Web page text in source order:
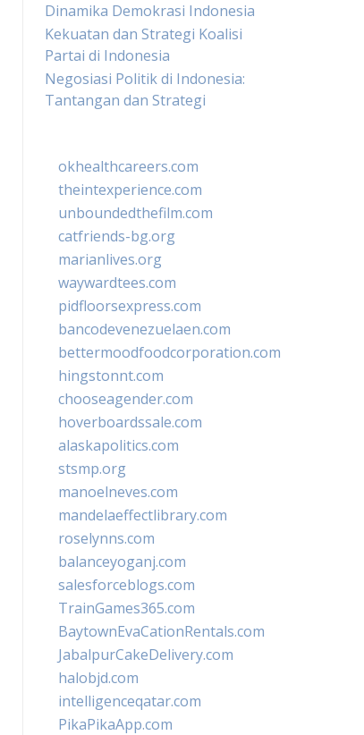
Dinamika Demokrasi Indonesia
Kekuatan dan Strategi Koalisi
Partai di Indonesia
Negosiasi Politik di Indonesia:
Tantangan dan Strategi
okhealthcareers.com
theintexperience.com
unboundedthefilm.com
catfriends-bg.org
marianlives.org
waywardtees.com
pidfloorsexpress.com
bancodevenezuelaen.com
bettermoodfoodcorporation.com
hingstonnt.com
chooseagender.com
hoverboardssale.com
alaskapolitics.com
stsmp.org
manoelneves.com
mandelaeffectlibrary.com
roselynns.com
balanceyoganj.com
salesforceblogs.com
TrainGames365.com
BaytownEvaCationRentals.com
JabalpurCakeDelivery.com
halobjd.com
intelligenceqatar.com
PikaPikaApp.com